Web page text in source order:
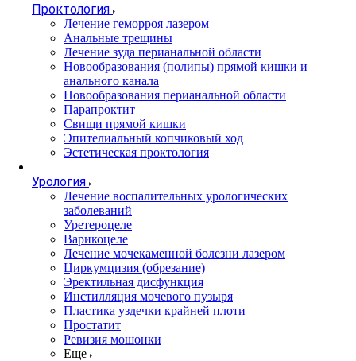
Проктология
Лечение геморроя лазером
Анальные трещины
Лечение зуда перианальной области
Новообразования (полипы) прямой кишки и
анального канала
Новообразования перианальной области
Парапроктит
Свищи прямой кишки
Эпителиальный копчиковый ход
Эстетическая проктология
Урология
Лечение воспалительных урологических
заболеваний
Уретероцеле
Варикоцеле
Лечение мочекаменной болезни лазером
Циркумцизия (обрезание)
Эректильная дисфункция
Инстилляция мочевого пузыря
Пластика уздечки крайней плоти
Простатит
Ревизия мошонки
Еще